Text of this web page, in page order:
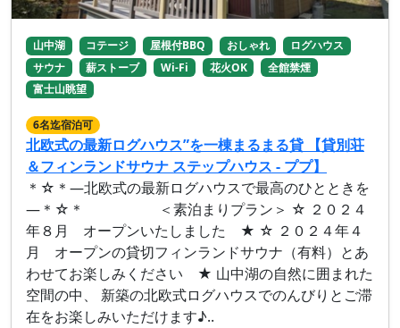
山中湖 コテージ 屋根付BBQ おしゃれ
ログハウス
サウナ
薪ストーブ Wi-Fi 花火OK
全館禁煙
富士山眺望
6名迄宿泊可
北欧式の最新ログハウス”を一棟まるまる貸 【貸別荘
＆フィンランドサウナ ステップハウス - ププ】
＊☆＊―北欧式の最新ログハウスで最高のひとときを
―＊☆＊ ＜素泊まりプラン＞ ☆ ２０２４
年８月 オープンいたしました ★ ☆ ２０２４年４
月 オープンの貸切フィンランドサウナ（有料）とあ
わせてお楽しみください ★ 山中湖の自然に囲まれた
空間の中、 新築の北欧式ログハウスでのんびりとご滞
在をお楽しみいただけます♪..